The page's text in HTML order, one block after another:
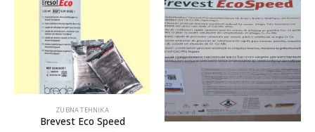
ZUBNA TEHNIKA
Brevest Eco Speed